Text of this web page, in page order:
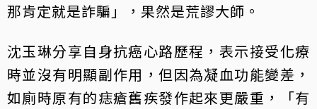
那肯定就是詐騙」，果然是荒謬大師。
沈玉琳分享自身抗癌心路歷程，表示接受化療
時並沒有明顯副作用，但因為凝血功能變差，
如廁時原有的痣瘡舊疾發作起來更嚴重，「有